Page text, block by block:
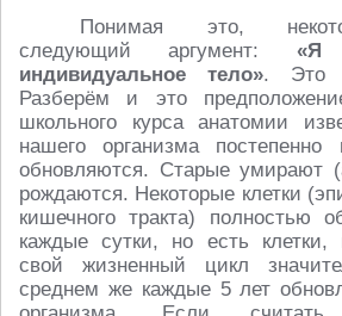
Понимая это,
следующий аргумент:
индивидуальное тело». Это
Разберём и это
школьного курса анатомии
нашего организма
обновляются. Старые умирают
рождаются. Некоторые клетки
кишечного тракта) полностью
каждые сутки, но есть клетки,
свой жизненный цикл
среднем же каждые 5 лет